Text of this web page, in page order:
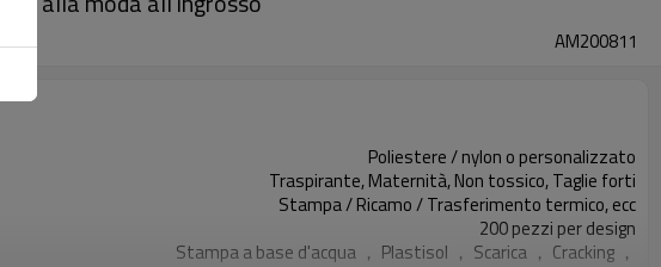
AM200811
Poliestere / nylon o personalizzato
Traspirante, Maternità, Non tossico, Taglie forti
Stampa / Ricamo / Trasferimento termico, ecc
200 pezzi per design
Stampa a base d'acqua ， Plastisol ， Scarica ， Cracking ，